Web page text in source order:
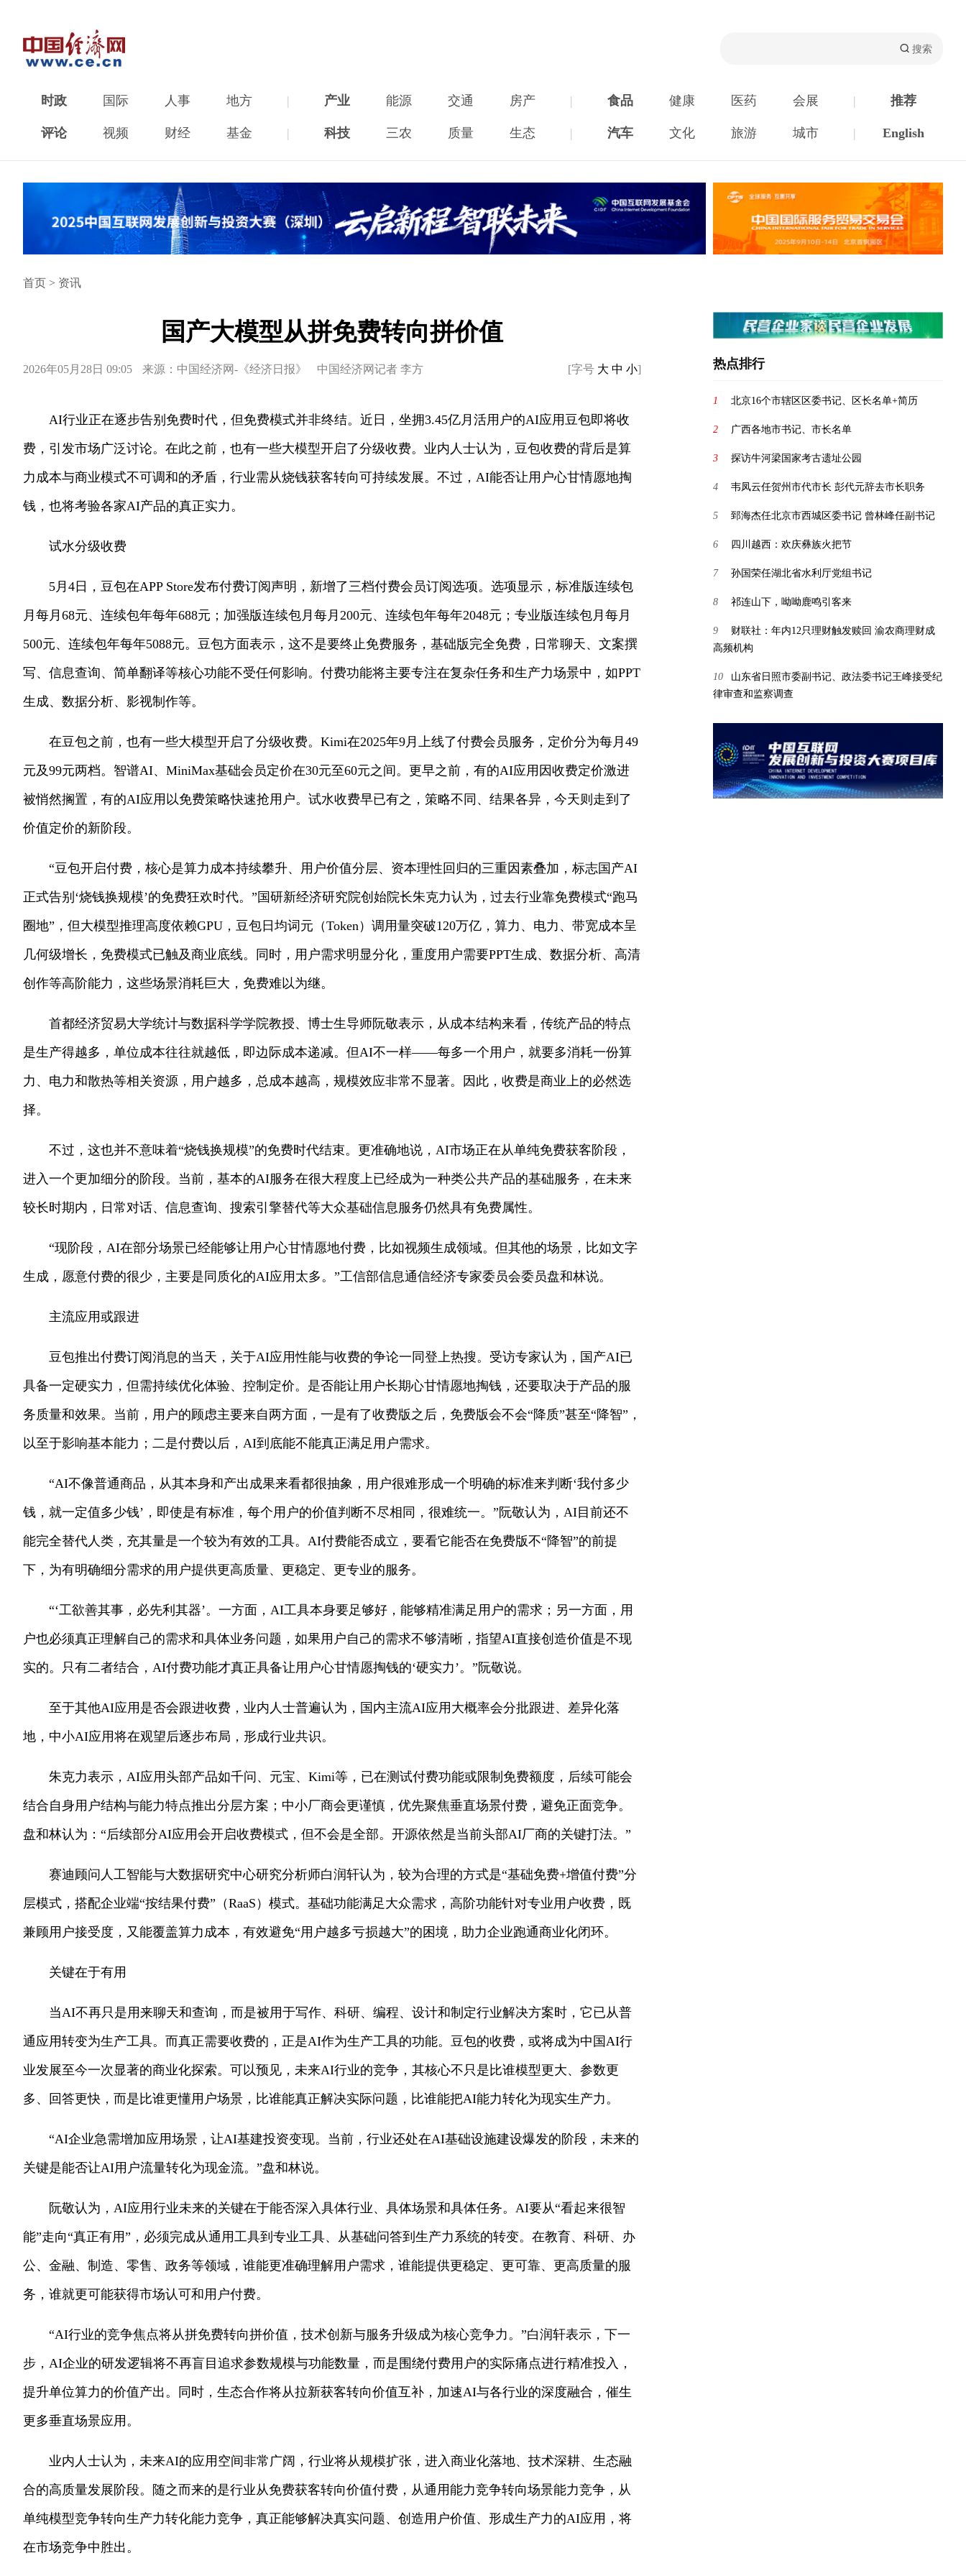
时政 国际 人事 地方 | 产业 能源 交通 房产 | 食品 健康 医药 会展 | 推荐
评论 视频 财经 基金 | 科技 三农 质量 生态 | 汽车 文化 旅游 城市 | English
首页 > 资讯
国产大模型从拼免费转向拼价值
2026年05月28日 09:05 来源：中国经济网-《经济日报》 中国经济网记者 李方 [字号 大 中 小]
AI行业正在逐步告别免费时代，但免费模式并非终结。近日，坐拥3.45亿月活用户的AI应用豆包即将收
费，引发市场广泛讨论。在此之前，也有一些大模型开启了分级收费。业内人士认为，豆包收费的背后是算
力成本与商业模式不可调和的矛盾，行业需从烧钱获客转向可持续发展。不过，AI能否让用户心甘情愿地掏
钱，也将考验各家AI产品的真正实力。
试水分级收费
5月4日，豆包在APP Store发布付费订阅声明，新增了三档付费会员订阅选项。选项显示，标准版连续包
月每月68元、连续包年每年688元；加强版连续包月每月200元、连续包年每年2048元；专业版连续包月每月
500元、连续包年每年5088元。豆包方面表示，这不是要终止免费服务，基础版完全免费，日常聊天、文案撰
写、信息查询、简单翻译等核心功能不受任何影响。付费功能将主要专注在复杂任务和生产力场景中，如PPT
生成、数据分析、影视制作等。
在豆包之前，也有一些大模型开启了分级收费。Kimi在2025年9月上线了付费会员服务，定价分为每月49
元及99元两档。智谱AI、MiniMax基础会员定价在30元至60元之间。更早之前，有的AI应用因收费定价激进
被悄然搁置，有的AI应用以免费策略快速抢用户。试水收费早已有之，策略不同、结果各异，今天则走到了
价值定价的新阶段。
“豆包开启付费，核心是算力成本持续攀升、用户价值分层、资本理性回归的三重因素叠加，标志国产AI
正式告别‘烧钱换规模’的免费狂欢时代。”国研新经济研究院创始院长朱克力认为，过去行业靠免费模式“跑马
圈地”，但大模型推理高度依赖GPU，豆包日均词元（Token）调用量突破120万亿，算力、电力、带宽成本呈
几何级增长，免费模式已触及商业底线。同时，用户需求明显分化，重度用户需要PPT生成、数据分析、高清
创作等高阶能力，这些场景消耗巨大，免费难以为继。
首都经济贸易大学统计与数据科学学院教授、博士生导师阮敬表示，从成本结构来看，传统产品的特点
是生产得越多，单位成本往往就越低，即边际成本递减。但AI不一样——每多一个用户，就要多消耗一份算
力、电力和散热等相关资源，用户越多，总成本越高，规模效应非常不显著。因此，收费是商业上的必然选
择。
不过，这也并不意味着“烧钱换规模”的免费时代结束。更准确地说，AI市场正在从单纯免费获客阶段，
进入一个更加细分的阶段。当前，基本的AI服务在很大程度上已经成为一种类公共产品的基础服务，在未来
较长时期内，日常对话、信息查询、搜索引擎替代等大众基础信息服务仍然具有免费属性。
“现阶段，AI在部分场景已经能够让用户心甘情愿地付费，比如视频生成领域。但其他的场景，比如文字
生成，愿意付费的很少，主要是同质化的AI应用太多。”工信部信息通信经济专家委员会委员盘和林说。
主流应用或跟进
豆包推出付费订阅消息的当天，关于AI应用性能与收费的争论一同登上热搜。受访专家认为，国产AI已
具备一定硬实力，但需持续优化体验、控制定价。是否能让用户长期心甘情愿地掏钱，还要取决于产品的服
务质量和效果。当前，用户的顾虑主要来自两方面，一是有了收费版之后，免费版会不会“降质”甚至“降智”，
以至于影响基本能力；二是付费以后，AI到底能不能真正满足用户需求。
“AI不像普通商品，从其本身和产出成果来看都很抽象，用户很难形成一个明确的标准来判断‘我付多少
钱，就一定值多少钱’，即使是有标准，每个用户的价值判断不尽相同，很难统一。”阮敬认为，AI目前还不
能完全替代人类，充其量是一个较为有效的工具。AI付费能否成立，要看它能否在免费版不“降智”的前提
下，为有明确细分需求的用户提供更高质量、更稳定、更专业的服务。
“‘工欲善其事，必先利其器’。一方面，AI工具本身要足够好，能够精准满足用户的需求；另一方面，用
户也必须真正理解自己的需求和具体业务问题，如果用户自己的需求不够清晰，指望AI直接创造价值是不现
实的。只有二者结合，AI付费功能才真正具备让用户心甘情愿掏钱的‘硬实力’。”阮敬说。
至于其他AI应用是否会跟进收费，业内人士普遍认为，国内主流AI应用大概率会分批跟进、差异化落
地，中小AI应用将在观望后逐步布局，形成行业共识。
朱克力表示，AI应用头部产品如千问、元宝、Kimi等，已在测试付费功能或限制免费额度，后续可能会
结合自身用户结构与能力特点推出分层方案；中小厂商会更谨慎，优先聚焦垂直场景付费，避免正面竞争。
盘和林认为：“后续部分AI应用会开启收费模式，但不会是全部。开源依然是当前头部AI厂商的关键打法。”
赛迪顾问人工智能与大数据研究中心研究分析师白润轩认为，较为合理的方式是“基础免费+增值付费”分
层模式，搭配企业端“按结果付费”（RaaS）模式。基础功能满足大众需求，高阶功能针对专业用户收费，既
兼顾用户接受度，又能覆盖算力成本，有效避免“用户越多亏损越大”的困境，助力企业跑通商业化闭环。
关键在于有用
当AI不再只是用来聊天和查询，而是被用于写作、科研、编程、设计和制定行业解决方案时，它已从普
通应用转变为生产工具。而真正需要收费的，正是AI作为生产工具的功能。豆包的收费，或将成为中国AI行
业发展至今一次显著的商业化探索。可以预见，未来AI行业的竞争，其核心不只是比谁模型更大、参数更
多、回答更快，而是比谁更懂用户场景，比谁能真正解决实际问题，比谁能把AI能力转化为现实生产力。
“AI企业急需增加应用场景，让AI基建投资变现。当前，行业还处在AI基础设施建设爆发的阶段，未来的
关键是能否让AI用户流量转化为现金流。”盘和林说。
阮敬认为，AI应用行业未来的关键在于能否深入具体行业、具体场景和具体任务。AI要从“看起来很智
能”走向“真正有用”，必须完成从通用工具到专业工具、从基础问答到生产力系统的转变。在教育、科研、办
公、金融、制造、零售、政务等领域，谁能更准确理解用户需求，谁能提供更稳定、更可靠、更高质量的服
务，谁就更可能获得市场认可和用户付费。
“AI行业的竞争焦点将从拼免费转向拼价值，技术创新与服务升级成为核心竞争力。”白润轩表示，下一
步，AI企业的研发逻辑将不再盲目追求参数规模与功能数量，而是围绕付费用户的实际痛点进行精准投入，
提升单位算力的价值产出。同时，生态合作将从拉新获客转向价值互补，加速AI与各行业的深度融合，催生
更多垂直场景应用。
业内人士认为，未来AI的应用空间非常广阔，行业将从规模扩张，进入商业化落地、技术深耕、生态融
合的高质量发展阶段。随之而来的是行业从免费获客转向价值付费，从通用能力竞争转向场景能力竞争，从
单纯模型竞争转向生产力转化能力竞争，真正能够解决真实问题、创造用户价值、形成生产力的AI应用，将
在市场竞争中胜出。
热点排行
1 北京16个市辖区区委书记、区长名单+简历
2 广西各地市书记、市长名单
3 探访牛河梁国家考古遗址公园
4 韦凤云任贺州市代市长 彭代元辞去市长职务
5 郅海杰任北京市西城区委书记 曾林峰任副书记
6 四川越西：欢庆彝族火把节
7 孙国荣任湖北省水利厅党组书记
8 祁连山下，呦呦鹿鸣引客来
9
财联社：年内12只理财触发赎回 渝农商理财成
高频机构
10
山东省日照市委副书记、政法委书记王峰接受纪
律审查和监察调查